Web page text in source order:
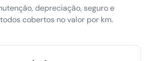
depreciação, seguro e
cobertos no valor por km.